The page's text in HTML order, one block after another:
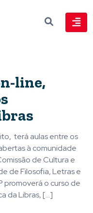
line,
terá aulas entre os
à comunidade
de Cultura e
de Filosofia, Letras e
promoverá o curso de
da Libras, […]